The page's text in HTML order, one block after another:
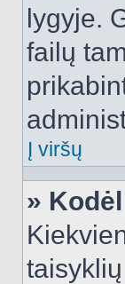
lygyje.
failų
Į viršų
»